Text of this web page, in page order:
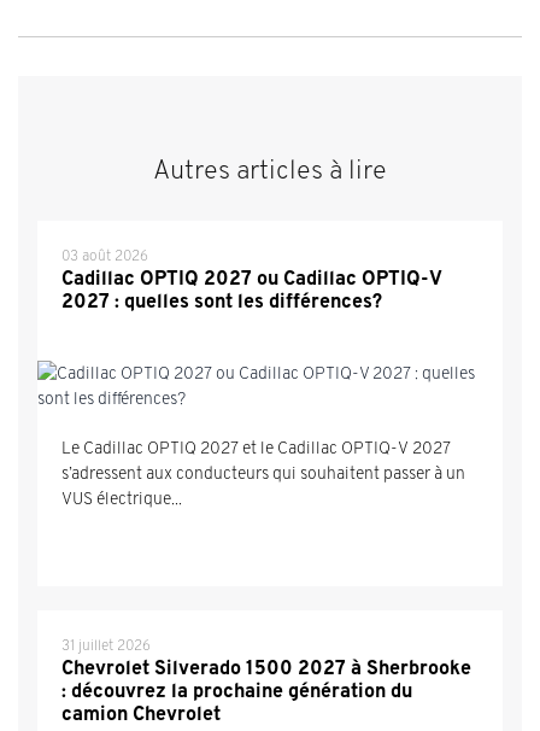
Autres articles à lire
03 août 2026
Cadillac OPTIQ 2027 ou Cadillac OPTIQ-V
2027 : quelles sont les différences?
Le Cadillac OPTIQ 2027 et le Cadillac OPTIQ-V 2027
s’adressent aux conducteurs qui souhaitent passer à un
VUS électrique...
31 juillet 2026
Chevrolet Silverado 1500 2027 à Sherbrooke
: découvrez la prochaine génération du
camion Chevrolet